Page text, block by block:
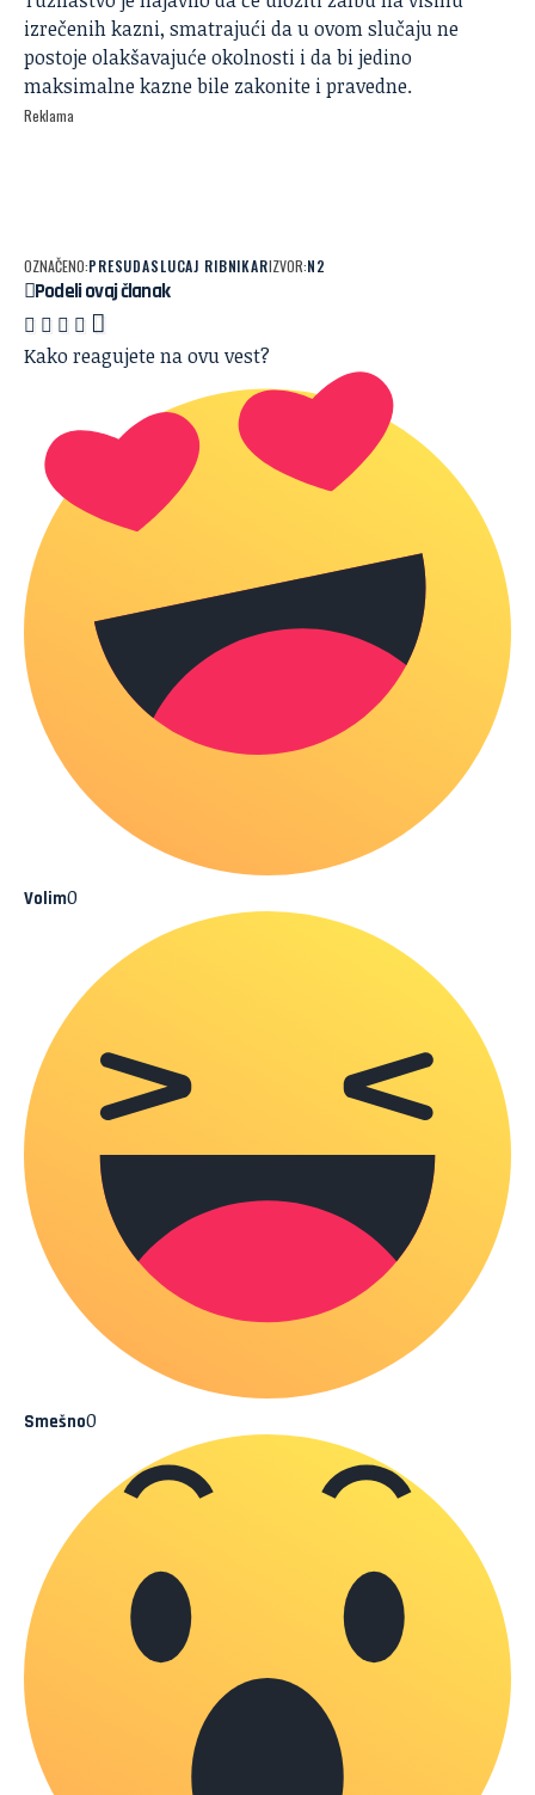
izrečenih kazni, smatrajući da u ovom slučaju ne
postoje olakšavajuće okolnosti i da bi jedino
maksimalne kazne bile zakonite i pravedne.
Reklama
OZNAČENO:PRESUDASLUCAJ RIBNIKARIZVOR:N2
Podeli ovaj članak
Kako reagujete na ovu vest?
Volim0
Smešno0